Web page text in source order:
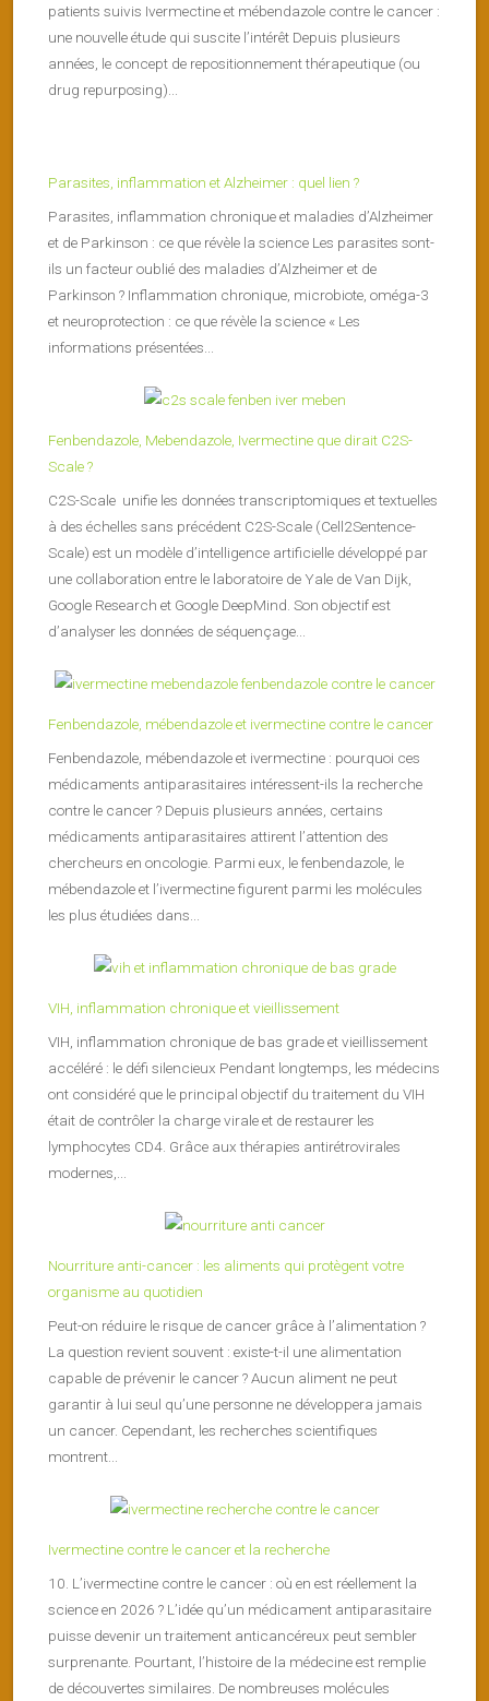
patients suivis Ivermectine et mébendazole contre le cancer :
une nouvelle étude qui suscite l’intérêt Depuis plusieurs
années, le concept de repositionnement thérapeutique (ou
drug repurposing)...
Parasites, inflammation et Alzheimer : quel lien ?
Parasites, inflammation chronique et maladies d’Alzheimer
et de Parkinson : ce que révèle la science Les parasites sont-
ils un facteur oublié des maladies d’Alzheimer et de
Parkinson ? Inflammation chronique, microbiote, oméga-3
et neuroprotection : ce que révèle la science « Les
informations présentées...
Fenbendazole, Mebendazole, Ivermectine que dirait C2S-
Scale ?
C2S-Scale unifie les données transcriptomiques et textuelles
à des échelles sans précédent C2S-Scale (Cell2Sentence-
Scale) est un modèle d’intelligence artificielle développé par
une collaboration entre le laboratoire de Yale de Van Dijk,
Google Research et Google DeepMind. Son objectif est
d’analyser les données de séquençage...
Fenbendazole, mébendazole et ivermectine contre le cancer
Fenbendazole, mébendazole et ivermectine : pourquoi ces
médicaments antiparasitaires intéressent-ils la recherche
contre le cancer ? Depuis plusieurs années, certains
médicaments antiparasitaires attirent l’attention des
chercheurs en oncologie. Parmi eux, le fenbendazole, le
mébendazole et l’ivermectine figurent parmi les molécules
les plus étudiées dans...
VIH, inflammation chronique et vieillissement
VIH, inflammation chronique de bas grade et vieillissement
accéléré : le défi silencieux Pendant longtemps, les médecins
ont considéré que le principal objectif du traitement du VIH
était de contrôler la charge virale et de restaurer les
lymphocytes CD4. Grâce aux thérapies antirétrovirales
modernes,...
Nourriture anti-cancer : les aliments qui protègent votre
organisme au quotidien
Peut-on réduire le risque de cancer grâce à l’alimentation ?
La question revient souvent : existe-t-il une alimentation
capable de prévenir le cancer ? Aucun aliment ne peut
garantir à lui seul qu’une personne ne développera jamais
un cancer. Cependant, les recherches scientifiques
montrent...
Ivermectine contre le cancer et la recherche
10. L’ivermectine contre le cancer : où en est réellement la
science en 2026 ? L’idée qu’un médicament antiparasitaire
puisse devenir un traitement anticancéreux peut sembler
surprenante. Pourtant, l’histoire de la médecine est remplie
de découvertes similaires. De nombreuses molécules